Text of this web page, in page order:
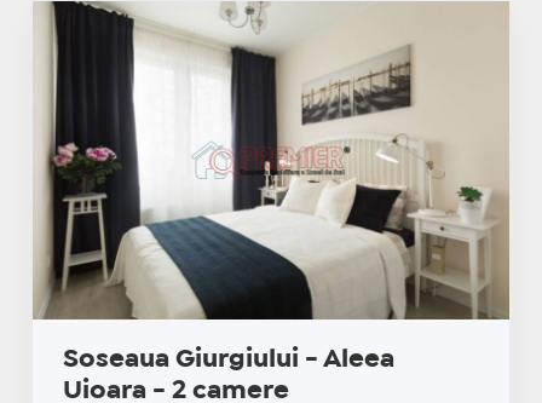
Soseaua Giurgiului - Aleea
Uioara - 2 camere